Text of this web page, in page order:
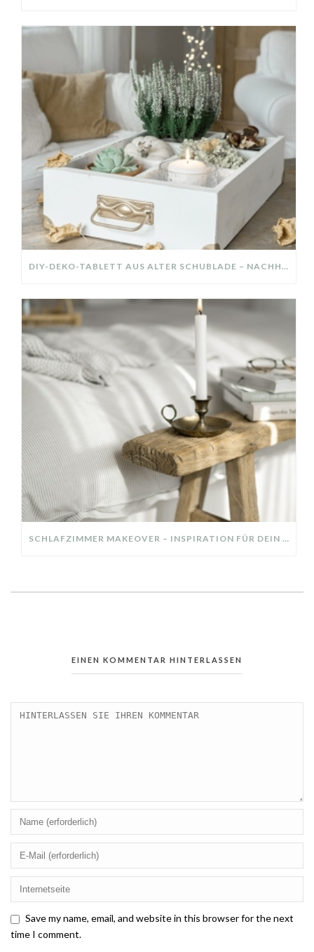
DIY-DEKO-TABLETT AUS ALTER SCHUBLADE – NACHHALTIGE HERBSTDEKO SELBER MACHEN!
SCHLAFZIMMER MAKEOVER – INSPIRATION FÜR DEIN SCHLAFZIMMER: AUS ALT MACH NEU – HELL, GEMÜTLICH UND EINLADEND
EINEN KOMMENTAR HINTERLASSEN
Save my name, email, and website in this browser for the next
time I comment.